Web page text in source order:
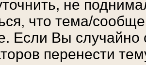
не
что тема/
Если Вы
перенести